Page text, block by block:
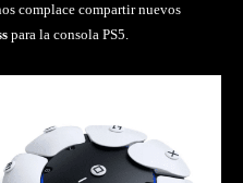
complace compartir nuevos
para la consola PS5.